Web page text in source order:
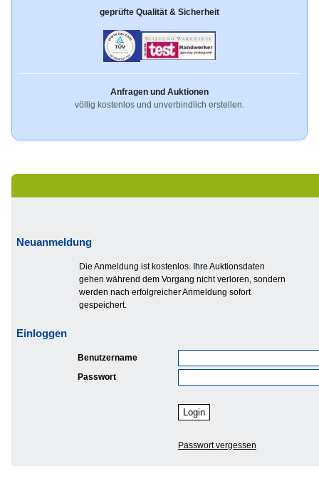
geprüfte Qualität & Sicherheit
Anfragen und Auktionen
völlig kostenlos und unverbindlich erstellen.
Neuanmeldung
Die Anmeldung ist kostenlos. Ihre Auktionsdaten
gehen während dem Vorgang nicht verloren, sondern
werden nach erfolgreicher Anmeldung sofort
gespeichert.
Einloggen
Benutzername
Passwort
Passwort vergessen